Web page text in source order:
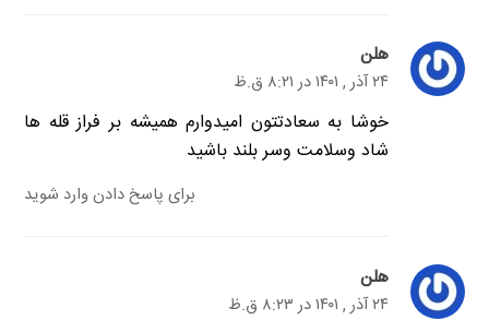
هلن
۲۴ آذر , ۱۴۰۱ در ۸:۲۱ ق.ظ
خوشا به سعادتتون امیدوارم همیشه بر فراز قله ها
شاد وسلامت وسر بلند باشید
برای پاسخ دادن وارد شوید
هلن
۲۴ آذر , ۱۴۰۱ در ۸:۲۳ ق.ظ